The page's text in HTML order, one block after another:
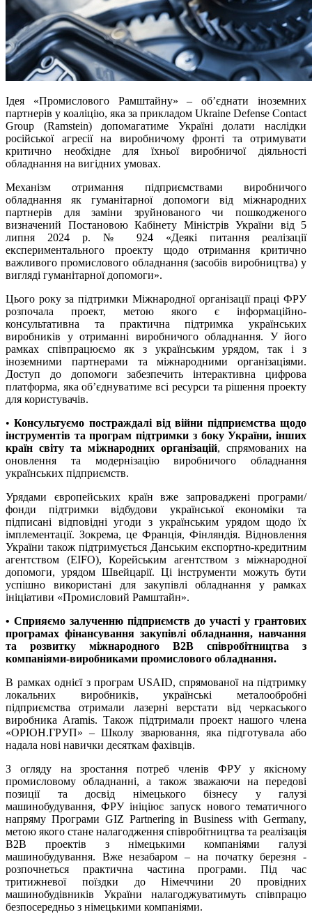
Ідея «Промислового Рамштайну» – об’єднати іноземних
партнерів у коаліцію, яка за прикладом Ukraine Defense Contact
Group (Ramstein) допомагатиме Україні долати наслідки
російської агресії на виробничому фронті та отримувати
критично необхідне для їхньої виробничої діяльності
обладнання на вигідних умовах.
Механізм отримання підприємствами виробничого
обладнання як гуманітарної допомоги від міжнародних
партнерів для заміни зруйнованого чи пошкодженого
визначений Постановою Кабінету Міністрів України від 5
липня 2024 р. № 924 «Деякі питання реалізації
експериментального проекту щодо отримання критично
важливого промислового обладнання (засобів виробництва) у
вигляді гуманітарної допомоги».
Цього року за підтримки Міжнародної організації праці ФРУ
розпочала проект, метою якого є інформаційно-
консультативна та практична підтримка українських
виробників у отриманні виробничого обладнання. У його
рамках співпрацюємо як з українським урядом, так і з
іноземними партнерами та міжнародними організаціями.
Доступ до допомоги забезпечить інтерактивна цифрова
платформа, яка об’єднуватиме всі ресурси та рішення проекту
для користувачів.
• Консультуємо постраждалі від війни підприємства щодо
інструментів та програм підтримки з боку України, інших
країн світу та міжнародних організацій, спрямованих на
оновлення та модернізацію виробничого обладнання
українських підприємств.
Урядами європейських країн вже запроваджені програми/
фонди підтримки відбудови української економіки та
підписані відповідні угоди з українським урядом щодо їх
імплементації. Зокрема, це Франція, Фінляндія. Відновлення
України також підтримується Данським експортно-кредитним
агентством (EIFO), Корейським агентством з міжнародної
допомоги, урядом Швейцарії. Ці інструменти можуть бути
успішно використані для закупівлі обладнання у рамках
ініціативи «Промисловий Рамштайн».
• Сприяємо залученню підприємств до участі у грантових
програмах фінансування закупівлі обладнання, навчання
та розвитку міжнародного В2В співробітництва з
компаніями-виробниками промислового обладнання.
В рамках однієї з програм USAID, спрямованої на підтримку
локальних виробників, українські металообробні
підприємства отримали лазерні верстати від черкаського
виробника Aramis. Також підтримали проект нашого члена
«ОРІОН.ГРУП» – Школу зварювання, яка підготувала або
надала нові навички десяткам фахівців.
З огляду на зростання потреб членів ФРУ у якісному
промисловому обладнанні, а також зважаючи на передові
позиції та досвід німецького бізнесу у галузі
машинобудування, ФРУ ініціює запуск нового тематичного
напряму Програми GIZ Partnering in Business with Germany,
метою якого стане налагодження співробітництва та реалізація
В2В проектів з німецькими компаніями галузі
машинобудування. Вже незабаром – на початку березня -
розпочнеться практична частина програми. Під час
тритижневої поїздки до Німеччини 20 провідних
машинобудівників України налагоджуватимуть співпрацю
безпосередньо з німецькими компаніями.